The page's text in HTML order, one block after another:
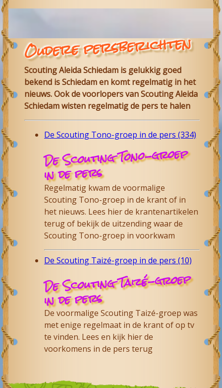
Oudere persberichten
Scouting Aleida Schiedam is gelukkig goed
bekend is Schiedam en komt regelmatig in het
nieuws. Ook de voorlopers van Scouting Aleida
Schiedam wisten regelmatig de pers te halen
De Scouting Tono-groep in de pers (334)
De Scouting Tono-groep
in de pers
Regelmatig kwam de voormalige
Scouting Tono-groep in de krant of in
het nieuws. Lees hier de krantenartikelen
terug of bekijk de uitzending waar de
Scouting Tono-groep in voorkwam
De Scouting Taizé-groep in de pers (10)
De Scouting Taizé-groep
in de pers
De voormalige Scouting Taizé-groep was
met enige regelmaat in de krant of op tv
te vinden. Lees en kijk hier de
voorkomens in de pers terug